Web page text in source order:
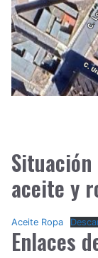
aceite y
Aceite Ropa
Enlaces